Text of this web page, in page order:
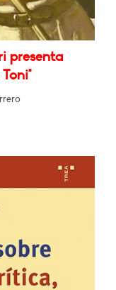
presenta